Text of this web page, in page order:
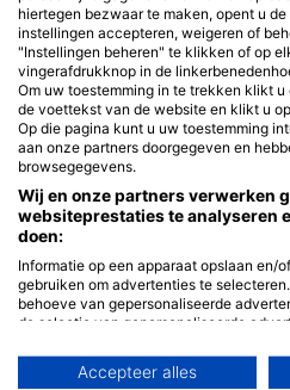
Reef Divers II - Cayman Brac
PO BOX 56, KY2-2001 Cayman
Brac, Cayman Eilanden
DUIKSTEKKEN IN DE
hiertegen bezwaar te maken, opent u
instellingen accepteren, weigeren of
"Instellingen beheren" te klikken of op
vingerafdrukknop in de
Om uw toestemming in te trekken klikt
de voettekst van de website en klikt u
Op die pagina kunt u uw toestemming
aan onze partners doorgegeven en
browsegegevens.
Wij en onze partners verwerken
websiteprestaties te analyseren
doen:
Informatie op een apparaat opslaan en/
gebruiken om advertenties te
behoeve van gepersonaliseerde
de selectie van gepersonaliseerde
gepersonaliseerde content. De
Contentprestaties meten.
Accepteer alles